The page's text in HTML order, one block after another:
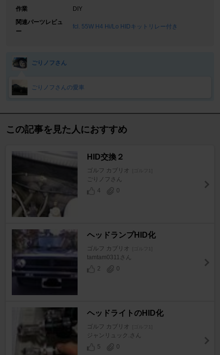
作業
DIY
関連パーツレビュ
ー
fcl. 55W H4 Hi/Lo HIDキットリレー付き
ごりノフさん
ごりノフさんの愛車
この記事を見た人におすすめ
HID交換２
ゴルフ カブリオ [ゴルフ1]
ごりノフさん
4
0
ヘッドランプHID化
ゴルフ カブリオ [ゴルフ1]
tamtam0311さん
2
0
ヘッドライトのHID化
ゴルフ カブリオ [ゴルフ1]
ジャンリュック.さん
5
0